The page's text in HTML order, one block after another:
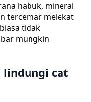
habuk, mineral
tercemar melekat
tidak
mungkin
lindungi cat